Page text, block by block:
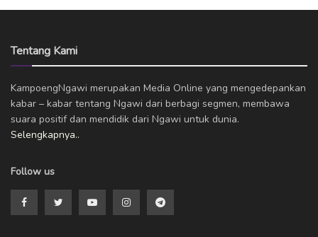
Tentang Kami
KampoengNgawi merupakan Media Online yang mengedepankan
kabar – kabar tentang Ngawi dari berbagi segmen, membawa
suara positif dan mendidik dari Ngawi untuk dunia.
Selengkapnya..
Follow us